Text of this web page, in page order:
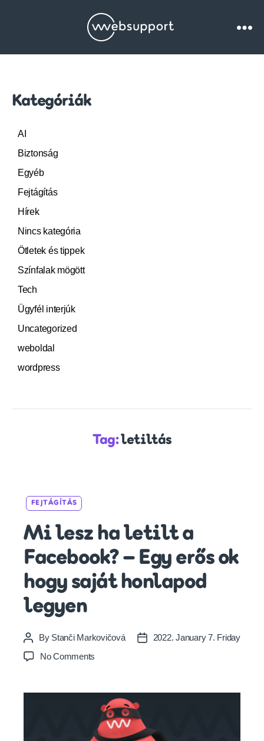
Websupport.hu
Kategóriák
AI
Biztonság
Egyéb
Fejtágítás
Hírek
Nincs kategória
Ötletek és tippek
Színfalak mögött
Tech
Ügyfél interjúk
Uncategorized
weboldal
wordpress
Tag: letiltás
FEJTÁGÍTÁS
Mi lesz ha letilt a
Facebook? – Egy erős ok
hogy saját honlapod
legyen
Post
author
By Stanči Markovičová
Post2022. January 7. Friday
No Comments
ha
letilt
Facebook?